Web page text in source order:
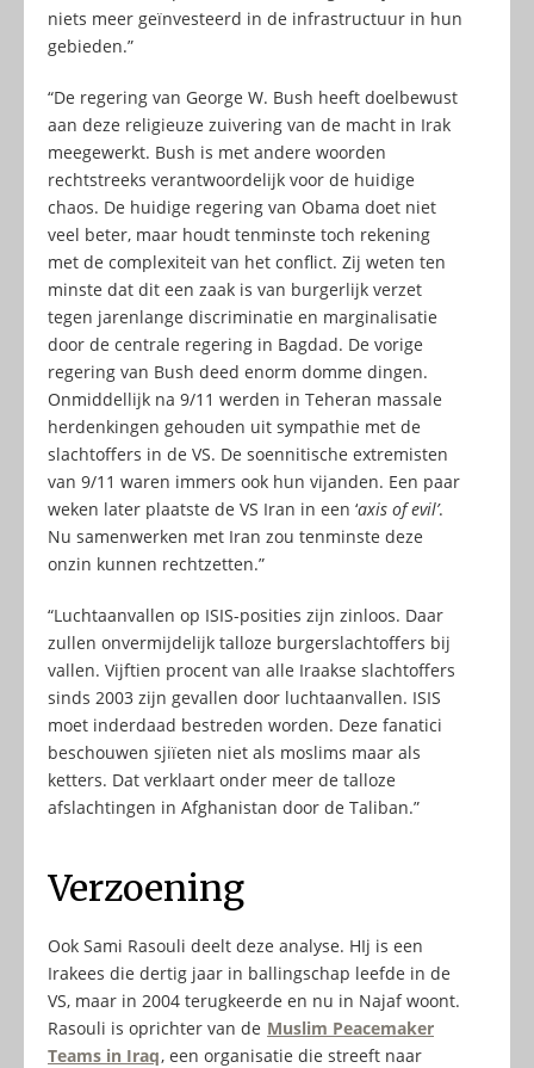
niets meer geïnvesteerd in de infrastructuur in hun
gebieden.”
“De regering van George W. Bush heeft doelbewust
aan deze religieuze zuivering van de macht in Irak
meegewerkt. Bush is met andere woorden
rechtstreeks verantwoordelijk voor de huidige
chaos. De huidige regering van Obama doet niet
veel beter, maar houdt tenminste toch rekening
met de complexiteit van het conflict. Zij weten ten
minste dat dit een zaak is van burgerlijk verzet
tegen jarenlange discriminatie en marginalisatie
door de centrale regering in Bagdad. De vorige
regering van Bush deed enorm domme dingen.
Onmiddellijk na 9/11 werden in Teheran massale
herdenkingen gehouden uit sympathie met de
slachtoffers in de VS. De soennitische extremisten
van 9/11 waren immers ook hun vijanden. Een paar
weken later plaatste de VS Iran in een ‘axis of evil’.
Nu samenwerken met Iran zou tenminste deze
onzin kunnen rechtzetten.”
“Luchtaanvallen op ISIS-posities zijn zinloos. Daar
zullen onvermijdelijk talloze burgerslachtoffers bij
vallen. Vijftien procent van alle Iraakse slachtoffers
sinds 2003 zijn gevallen door luchtaanvallen. ISIS
moet inderdaad bestreden worden. Deze fanatici
beschouwen sjiïeten niet als moslims maar als
ketters. Dat verklaart onder meer de talloze
afslachtingen in Afghanistan door de Taliban.”
Verzoening
Ook Sami Rasouli deelt deze analyse. HIj is een
Irakees die dertig jaar in ballingschap leefde in de
VS, maar in 2004 terugkeerde en nu in Najaf woont.
Rasouli is oprichter van de Muslim Peacemaker
Teams in Iraq, een organisatie die streeft naar